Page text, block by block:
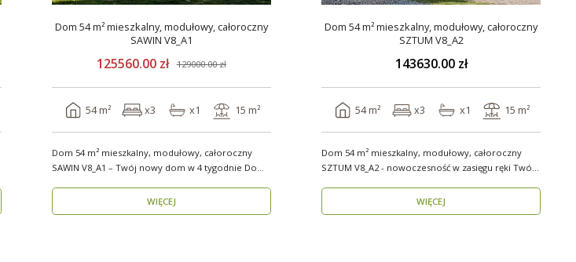
Dom 54 m² mieszkalny, modułowy, całoroczny
SAWIN V8_A1
125560.00 zł 129000.00 zł
54 m² x3 x1 15 m²
Dom 54 m² mieszkalny, modułowy, całoroczny
SAWIN V8_A1 – Twój nowy dom w 4 tygodnie Domy
WIĘCEJ
Dom 54 m² mieszkalny, modułowy, całoroczny
SZTUM V8_A2
143630.00 zł
54 m² x3 x1 15 m²
Dom 54 m² mieszkalny, modułowy, całoroczny
SZTUM V8_A2 - nowoczesność w zasięgu ręki Twój
WIĘCEJ